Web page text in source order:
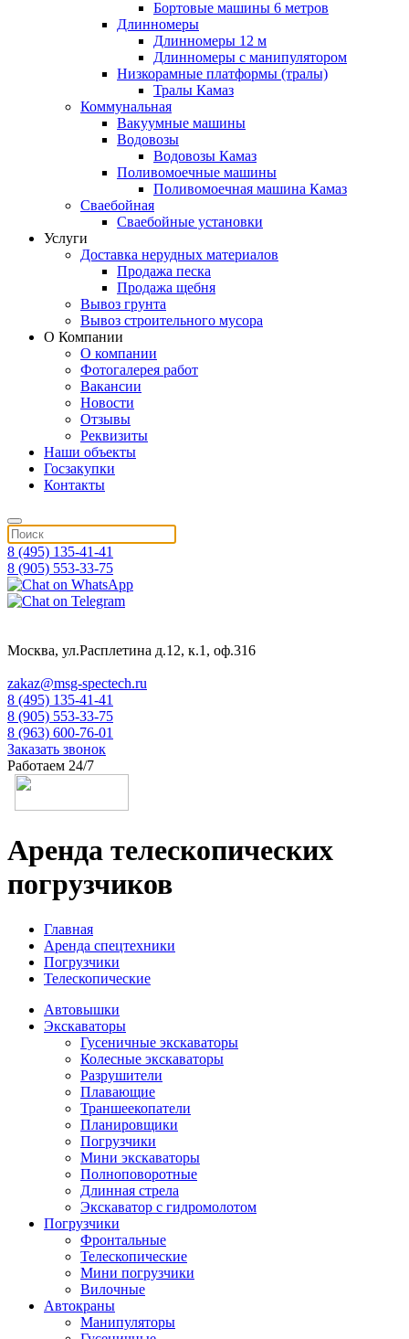
Бортовые машины 6 метров
Длинномеры
Длинномеры 12 м
Длинномеры с манипулятором
Низкорамные платформы (тралы)
Тралы Камаз
Коммунальная
Вакуумные машины
Водовозы
Водовозы Камаз
Поливомоечные машины
Поливомоечная машина Камаз
Сваебойная
Сваебойные установки
Услуги
Доставка нерудных материалов
Продажа песка
Продажа щебня
Вывоз грунта
Вывоз строительного мусора
О Компании
О компании
Фотогалерея работ
Вакансии
Новости
Отзывы
Реквизиты
Наши объекты
Госзакупки
Контакты
8 (495) 135-41-41
8 (905) 553-33-75
Москва, ул.Расплетина д.12, к.1, оф.316
zakaz@msg-spectech.ru
8 (495) 135-41-41
8 (905) 553-33-75
8 (963) 600-76-01
Заказать звонок
Работаем 24/7
Аренда телескопических
погрузчиков
Главная
Аренда спецтехники
Погрузчики
Телескопические
Автовышки
Экскаваторы
Гусеничные экскаваторы
Колесные экскаваторы
Разрушители
Плавающие
Траншеекопатели
Планировщики
Погрузчики
Мини экскаваторы
Полноповоротные
Длинная стрела
Экскаватор с гидромолотом
Погрузчики
Фронтальные
Телескопические
Мини погрузчики
Вилочные
Автокраны
Манипуляторы